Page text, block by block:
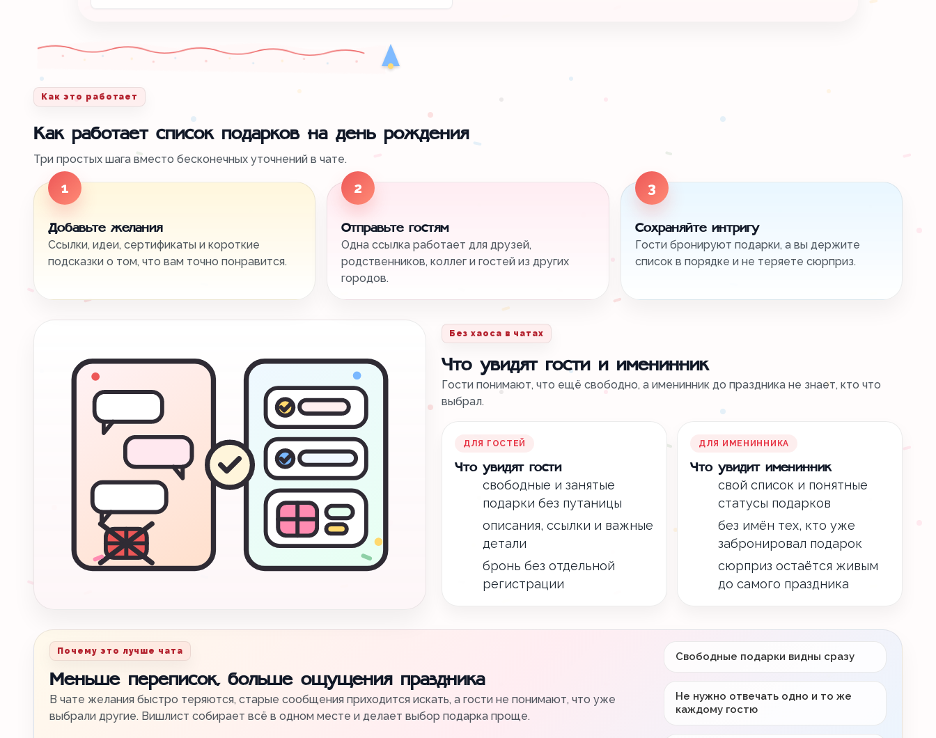
Как это работает
Как работает список подарков на день рождения
Три простых шага вместо бесконечных уточнений в чате.
1
Добавьте желания
Ссылки, идеи, сертификаты и короткие
подсказки о том, что вам точно понравится.
2
Отправьте гостям
Одна ссылка работает для друзей,
родственников, коллег и гостей из других
городов.
3
Сохраняйте интригу
Гости бронируют подарки, а вы держите
список в порядке и не теряете сюрприз.
Без хаоса в чатах
Что увидят гости и именинник
Гости понимают, что ещё свободно, а именинник до праздника не знает, кто что
выбрал.
ДЛЯ ГОСТЕЙ
Что увидят гости
свободные и занятые
подарки без путаницы
описания, ссылки и важные
детали
бронь без отдельной
регистрации
ДЛЯ ИМЕНИННИКА
Что увидит именинник
свой список и понятные
статусы подарков
без имён тех, кто уже
забронировал подарок
сюрприз остаётся живым
до самого праздника
Почему это лучше чата
Меньше переписок, больше ощущения праздника
В чате желания быстро теряются, старые сообщения приходится искать, а гости не понимают, что уже
выбрали другие. Вишлист собирает всё в одном месте и делает выбор подарка проще.
Свободные подарки видны сразу
Не нужно отвечать одно и то же
каждому гостю